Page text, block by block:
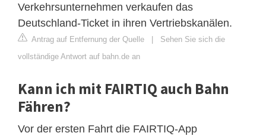
Verkehrsunternehmen verkaufen das
Deutschland-Ticket in ihren Vertriebskanälen.
Antrag auf Entfernung der Quelle | Sehen Sie sich die
vollständige Antwort auf bahn.de an
Kann ich mit FAIRTIQ auch Bahn
Fähren?
Vor der ersten Fahrt die FAIRTIQ-App